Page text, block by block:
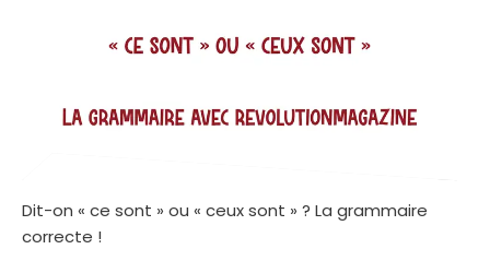
Dit-on « ce sont » ou « ceux sont » ? La grammaire
correcte !